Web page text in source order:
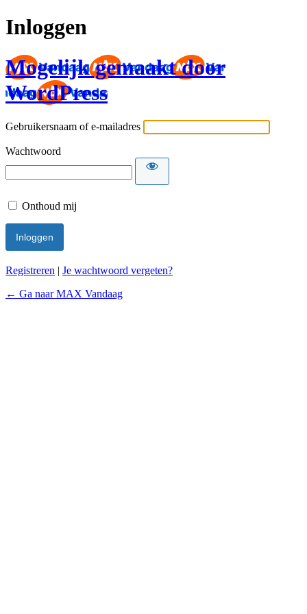
Inloggen
Mogelijk gemaakt door
WordPress
Gebruikersnaam of e-mailadres
Wachtwoord
Onthoud mij
Registreren | Je wachtwoord vergeten?
← Ga naar MAX Vandaag